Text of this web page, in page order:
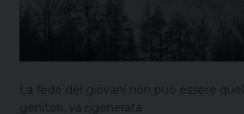
La fede dei giovani non può essere
genitori, va rigenerata